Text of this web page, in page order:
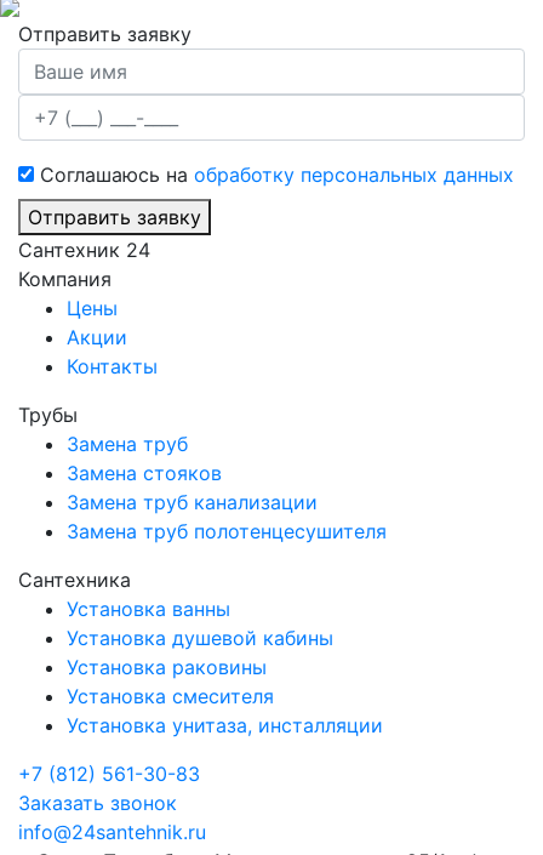
Отправить заявку
Соглашаюсь на обработку персональных данных
Отправить заявку
Сантехник 24
Компания
Цены
Акции
Контакты
Трубы
Замена труб
Замена стояков
Замена труб канализации
Замена труб полотенцесушителя
Сантехника
Установка ванны
Установка душевой кабины
Установка раковины
Установка смесителя
Установка унитаза, инсталляции
+7 (812) 561-30-83
Заказать звонок
info@24santehnik.ru